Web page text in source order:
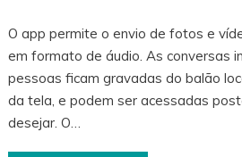
O app permite o envio de fotos e
em formato de áudio. As conversas
pessoas ficam gravadas do balão
da tela, e podem ser acessadas
desejar. O…